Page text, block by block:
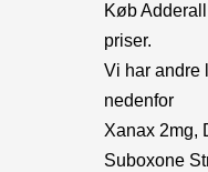
Køb
priser.
Vi har andre
nedenfor
Xanax 2mg,
Suboxone